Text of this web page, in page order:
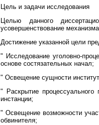
Цель и задачи исследования
Целью данного
усовершенствование
Достижение указанной цели
" Исследование уголовно-
основе состязательных начал;
" Освещение сущности
" Раскрытие
инстанции;
" Освещение возможности
обвинителя;